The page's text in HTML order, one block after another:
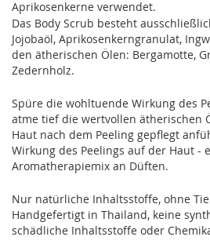
Aprikosenkerne verwendet.
Das Body Scrub besteht
Jojobaöl, Aprikosenkerngranulat,
den ätherischen Ölen: Bergamotte,
Zedernholz.
Spüre die wohltuende Wirkung des
atme tief die wertvollen ätherischen
Haut nach dem Peeling gepflegt
Wirkung des Peelings auf der Haut -
Aromatherapiemix an Düften.
Nur natürliche Inhaltsstoffe, ohne
Handgefertigt in Thailand, keine
schädliche Inhaltsstoffe oder